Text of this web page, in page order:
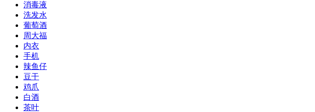
消毒液
洗发水
葡萄酒
周大福
内衣
手机
辣鱼仔
豆干
鸡爪
白酒
茶叶